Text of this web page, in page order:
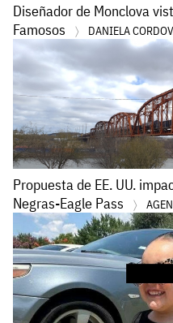
Diseñador de Monclova
Famosos
DANIELA
Propuesta de EE. UU.
Negras-Eagle Pass